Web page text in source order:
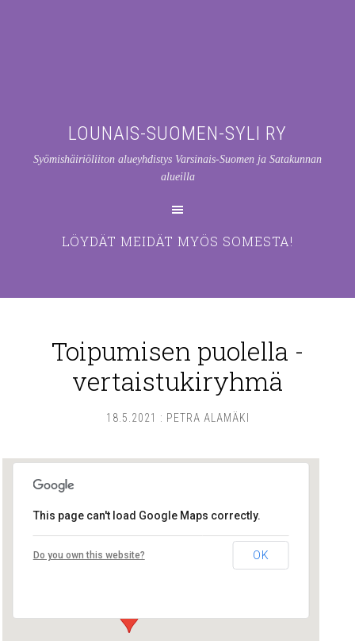
LOUNAIS-SUOMEN-SYLI RY
Syömishäiriöliiton alueyhdistys Varsinais-Suomen ja Satakunnan
alueilla
LÖYDÄT MEIDÄT MYÖS SOMESTA!
Toipumisen puolella -
vertaistukiryhmä
18.5.2021 : PETRA ALAMÄKI
Lounais-Suomen – SYLI ry
Maariankatu 8 D 104 - Turku
This page can't load Google Maps correctly.
Do you own this website? OK